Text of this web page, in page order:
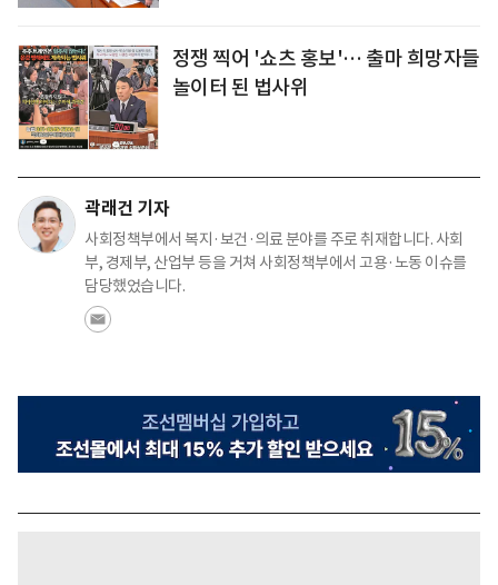
정쟁 찍어 '쇼츠 홍보'… 출마 희망자들
놀이터 된 법사위
곽래건 기자
사회정책부에서 복지·보건·의료 분야를 주로 취재합니다. 사회
부, 경제부, 산업부 등을 거쳐 사회정책부에서 고용·노동 이슈를
담당했었습니다.